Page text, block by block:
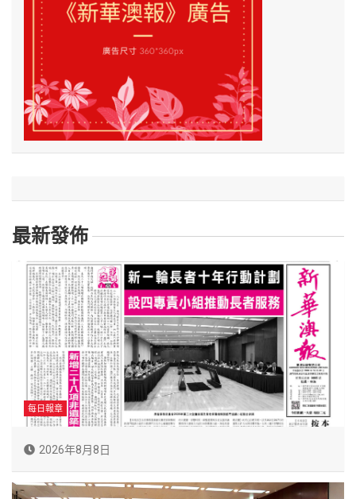
最新發佈
每日報章
2026年8月8日